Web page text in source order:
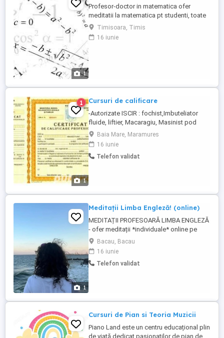
1
Profesor-doctor in matematica ofer
meditatii la matematica pt studenti, toate
nivelele de pregatire cu rezultate
garantate. Rog seriozitate. Detalii la
telefon .
Timisoara, Timis
16 iunie
1
1 Cursuri de calificare
-Autorizate ISCIR : fochist,Imbuteliator
fluide, liftier, Macaragiu, Masinist pod
rulant, Operator umplere GPL, Stivuitorist,
Mecanic trolist telescaune, instalatii
transport pe cablu -Zidar, Zugrav, Tamplar,
Dulgher, Parchetar, Fierar
Baia Mare, Maramures
16 iunie
Telefon validat
1
Meditații Limba Engleză! (online)
MEDITAȚII PROFESOARĂ LIMBA ENGLEZĂ
- ofer meditații *individuale* online pe
platforma Zoom - copii, elevi, studenți,
adulți - de la orice nivel! - ajutor la teme,
eseuri, lecturi, convorbiri și accent -
exerciții adaptate pe baza manualelor +
Bacau, Bacau
16 iunie
Telefon validat
Cursuri de Pian si Teoria Muzicii
Piano Land este un centru educațional plin
de viață dedicat pasionaților de pian de